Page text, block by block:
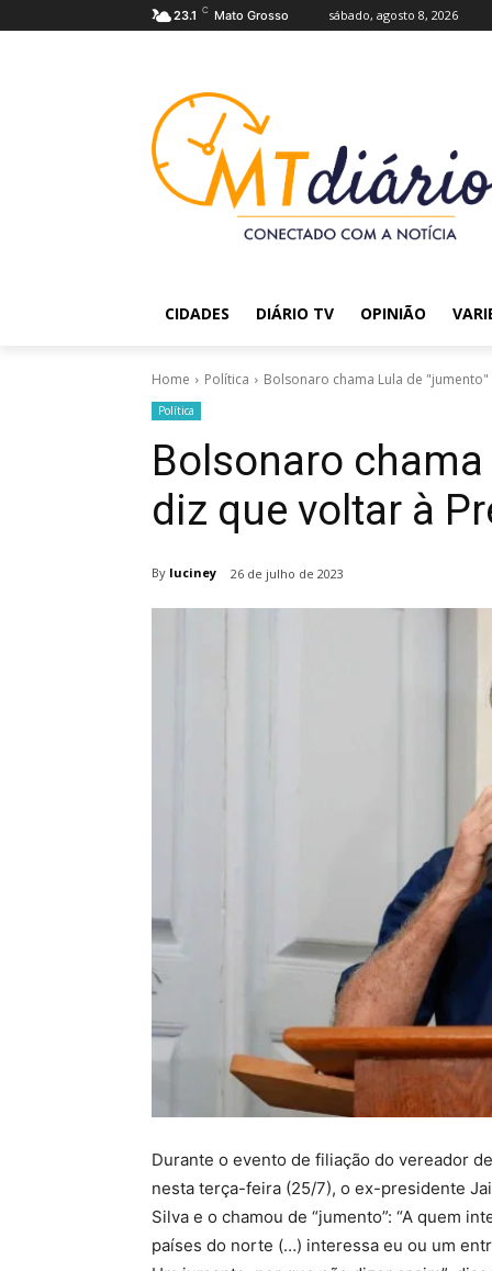
23.1 C Mato Grosso sábado, agosto 8, 2026
CIDADES DIÁRIO TV OPINIÃO
Home Política Bolsonaro chama Lula de
Política
Bolsonaro chama
diz que voltar à
By luciney 26 de julho de 2023
Durante o evento de filiação do vereador
nesta terça-feira (25/7), o ex-presidente
Silva e o chamou de “jumento”: “A quem
países do norte (…) interessa eu ou um